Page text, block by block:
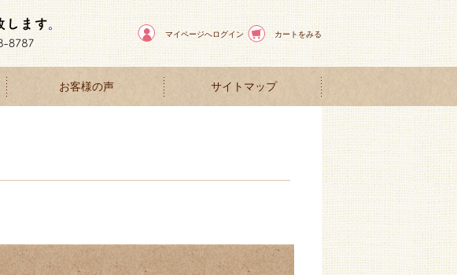
マイページへログイン カートをみる
お客様の声 サイトマップ